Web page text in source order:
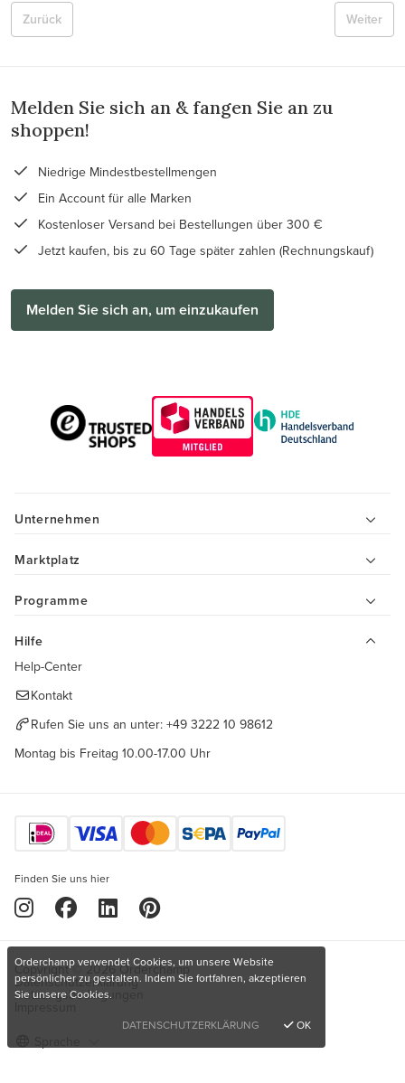
Weiter
Zurück
Melden Sie sich an & fangen Sie an zu
shoppen!
Niedrige Mindestbestellmengen
Ein Account für alle Marken
Kostenloser Versand bei Bestellungen über 300 €
Jetzt kaufen, bis zu 60 Tage später zahlen (Rechnungskauf)
Melden Sie sich an, um einzukaufen
Unternehmen
Marktplatz
Programme
Hilfe
Help-Center
Kontakt
Rufen Sie uns an unter: +49 3222 10 98612
Montag bis Freitag 10.00-17.00 Uhr
Finden Sie uns hier
Copyright © 2026 Orderchamp
Datenschutzerklärung
Nutzungsbedingungen
Orderchamp verwendet Cookies, um unsere Website
persönlicher zu gestalten. Indem Sie fortfahren, akzeptieren
Sie unsere Cookies.
DATENSCHUTZERKLÄRUNG
OK